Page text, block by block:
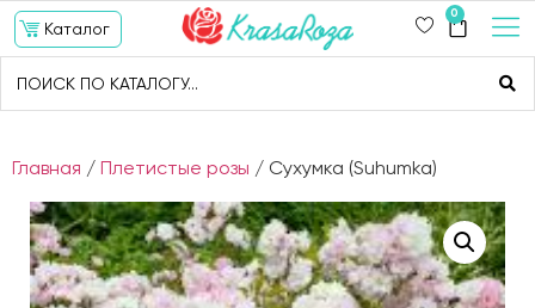
Каталог
0
Главная / Плетистые розы / Сухумка (Suhumka)